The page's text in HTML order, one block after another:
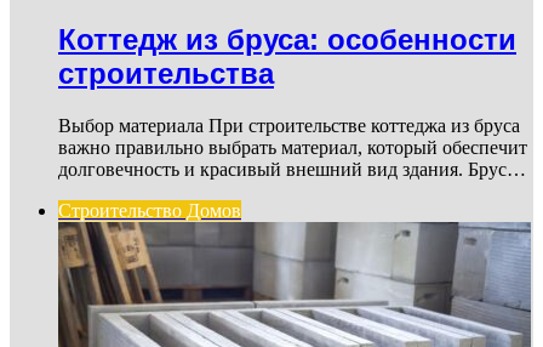
Коттедж из бруса: особенности
строительства
Выбор материала При строительстве коттеджа из бруса
важно правильно выбрать материал, который обеспечит
долговечность и красивый внешний вид здания. Брус…
Строительство Домов